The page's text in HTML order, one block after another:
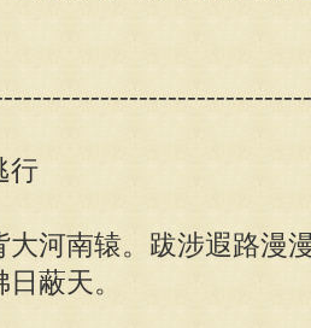
行
大河南辕。跋涉遐路漫
蔽天。